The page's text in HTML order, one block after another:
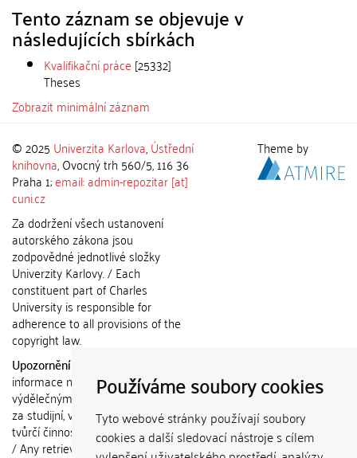
Používáme soubory cookies
Tyto webové stránky používají soubory
cookies a další sledovací nástroje s cílem
Tento záznam se objevuje v
následujících sbírkách
Kvalifikační práce [25332]
Theses
Zobrazit minimální záznam
© 2025 Univerzita Karlova,Ústřední
knihovna, Ovocný trh 560/5, 116 36
Praha 1;email: admin-repozitar [at]
cuni.cz
Za dodržení všech ustanovení
autorského zákona jsou
zodpovědné jednotlivé složky
Univerzity Karlovy. / Each
constituent part of Charles
University is responsible for
adherence to all provisions of the
copyright law.
Upozornění / Notice:
informace nemohou být použity k
výdělečným účelům nebo vydávány
za studijní, vědeckou nebo jinou
tvůrčí činnost jiné osoby než autora.
/ Any retrieved information shall not
Theme by